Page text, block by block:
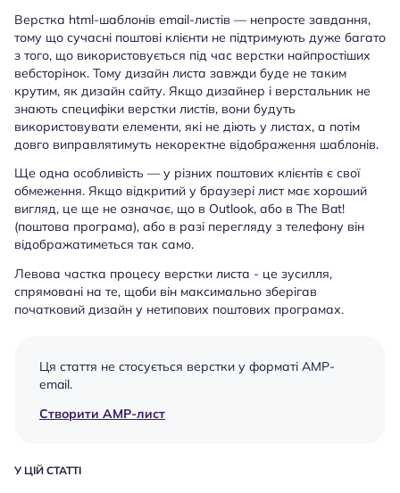
Верстка html-шаблонів email-листів — непросте завдання,
тому що сучасні поштові клієнти не підтримують дуже багато
з того, що використовується під час верстки найпростіших
вебсторінок. Тому дизайн листа завжди буде не таким
крутим, як дизайн сайту. Якщо дизайнер і верстальник не
знають специфіки верстки листів, вони будуть
використовувати елементи, які не діють у листах, а потім
довго виправлятимуть некоректне відображення шаблонів.
Ще одна особливість — у різних поштових клієнтів є свої
обмеження. Якщо відкритий у браузері лист має хороший
вигляд, це ще не означає, що в Outlook, або в The Bat!
(поштова програма), або в разі перегляду з телефону він
відображатиметься так само.
Левова частка процесу верстки листа - це зусилля,
спрямовані на те, щоби він максимально зберігав
початковий дизайн у нетипових поштових програмах.
Ця стаття не стосується верстки у форматі AMP-
email.
Створити AMP-лист
У ЦІЙ СТАТТІ